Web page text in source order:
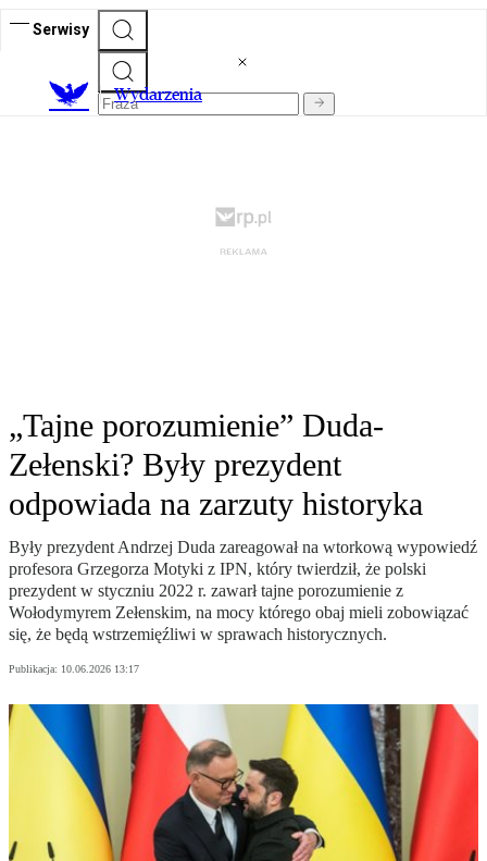
Serwisy
Wydarzenia
„Tajne porozumienie” Duda-
Zełenski? Były prezydent
odpowiada na zarzuty historyka
Były prezydent Andrzej Duda zareagował na wtorkową wypowiedź
profesora Grzegorza Motyki z IPN, który twierdził, że polski
prezydent w styczniu 2022 r. zawarł tajne porozumienie z
Wołodymyrem Zełenskim, na mocy którego obaj mieli zobowiązać
się, że będą wstrzemięźliwi w sprawach historycznych.
Publikacja: 10.06.2026 13:17